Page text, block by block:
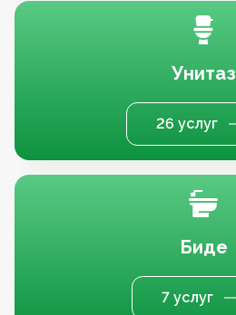
Унитаз
26 услуг
Биде
7 услуг